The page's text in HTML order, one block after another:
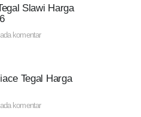
Slawi Harga
komentar
Tegal Harga
komentar